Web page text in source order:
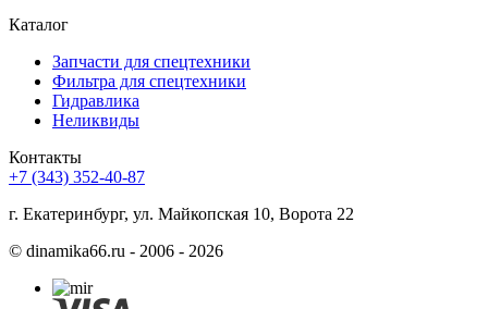
Каталог
Запчасти для спецтехники
Фильтра для спецтехники
Гидравлика
Неликвиды
Контакты
+7 (343) 352-40-87
г. Екатеринбург, ул. Майкопская 10, Ворота 22
© dinamika66.ru - 2006 - 2026